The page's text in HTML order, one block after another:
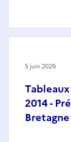
2014 -
5 juin 2026